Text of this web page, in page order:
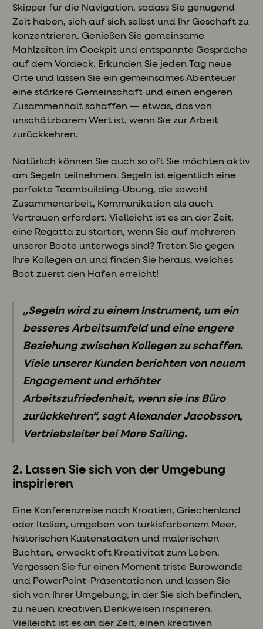
Skipper für die Navigation, sodass Sie genügend
Zeit haben, sich auf sich selbst und Ihr Geschäft zu
konzentrieren. Genießen Sie gemeinsame
Mahlzeiten im Cockpit und entspannte Gespräche
auf dem Vordeck. Erkunden Sie jeden Tag neue
Orte und lassen Sie ein gemeinsames Abenteuer
eine stärkere Gemeinschaft und einen engeren
Zusammenhalt schaffen — etwas, das von
unschätzbarem Wert ist, wenn Sie zur Arbeit
zurückkehren.
Natürlich können Sie auch so oft Sie möchten aktiv
am Segeln teilnehmen. Segeln ist eigentlich eine
perfekte Teambuilding-Übung, die sowohl
Zusammenarbeit, Kommunikation als auch
Vertrauen erfordert. Vielleicht ist es an der Zeit,
eine Regatta zu starten, wenn Sie auf mehreren
unserer Boote unterwegs sind? Treten Sie gegen
Ihre Kollegen an und finden Sie heraus, welches
Boot zuerst den Hafen erreicht!
„Segeln wird zu einem Instrument, um ein
besseres Arbeitsumfeld und eine engere
Beziehung zwischen Kollegen zu schaffen.
Viele unserer Kunden berichten von neuem
Engagement und erhöhter
Arbeitszufriedenheit, wenn sie ins Büro
zurückkehren“, sagt Alexander Jacobsson,
Vertriebsleiter bei More Sailing.
2. Lassen Sie sich von der Umgebung
inspirieren
Eine Konferenzreise nach Kroatien, Griechenland
oder Italien, umgeben von türkisfarbenem Meer,
historischen Küstenstädten und malerischen
Buchten, erweckt oft Kreativität zum Leben.
Vergessen Sie für einen Moment triste Bürowände
und PowerPoint-Präsentationen und lassen Sie
sich von Ihrer Umgebung, in der Sie sich befinden,
zu neuen kreativen Denkweisen inspirieren.
Vielleicht ist es an der Zeit, einen kreativen